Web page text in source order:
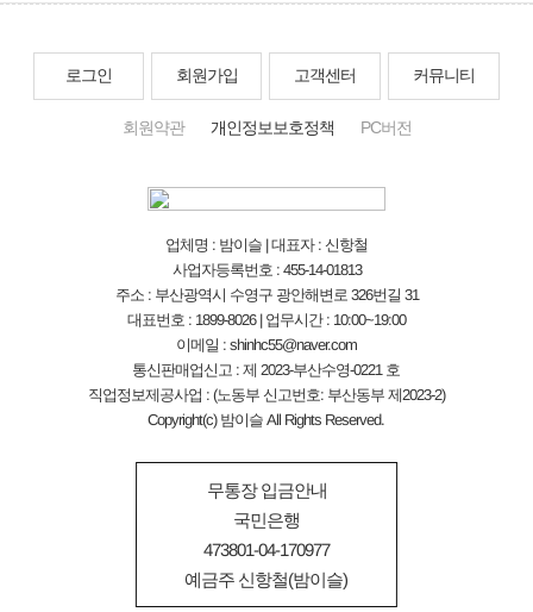
로그인 회원가입 고객센터 커뮤니티
회원약관 개인정보보호정책 PC버전
업체명 : 밤이슬 | 대표자 : 신항철
사업자등록번호 : 455-14-01813
주소 : 부산광역시 수영구 광안해변로 326번길 31
대표번호 : 1899-8026 | 업무시간 : 10:00~19:00
이메일 : shinhc55@naver.com
통신판매업신고 : 제 2023-부산수영-0221 호
직업정보제공사업 : (노동부 신고번호: 부산동부 제2023-2)
Copyright(c) 밤이슬 All Rights Reserved.
무통장 입금안내
국민은행
473801-04-170977
예금주 신항철(밤이슬)